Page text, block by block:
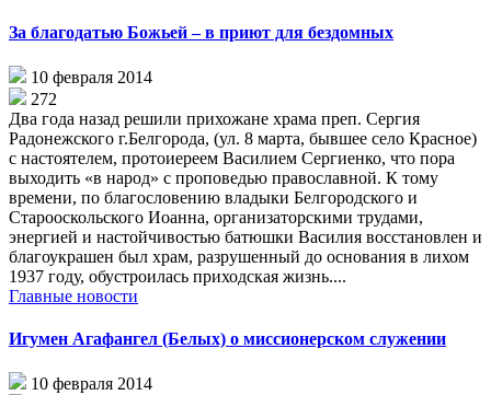
За благодатью Божьей – в приют для бездомных
10 февраля 2014
272
Два года назад решили прихожане храма преп. Сергия
Радонежского г.Белгорода, (ул. 8 марта, бывшее село Красное)
с настоятелем, протоиереем Василием Сергиенко, что пора
выходить «в народ» с проповедью православной. К тому
времени, по благословению владыки Белгородского и
Старооскольского Иоанна, организаторскими трудами,
энергией и настойчивостью батюшки Василия восстановлен и
благоукрашен был храм, разрушенный до основания в лихом
1937 году, обустроилась приходская жизнь....
Главные новости
Игумен Агафангел (Белых) о миссионерском служении
10 февраля 2014